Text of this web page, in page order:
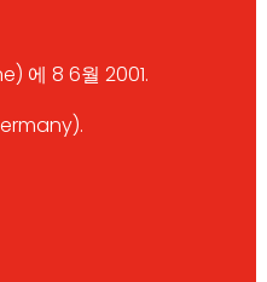
에 8 6월 2001.